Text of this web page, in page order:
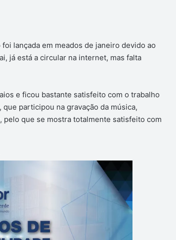
lançada em meados de janeiro devido ao
já está a circular na internet, mas falta
e ficou bastante satisfeito com o trabalho
participou na gravação da música,
que se mostra totalmente satisfeito com